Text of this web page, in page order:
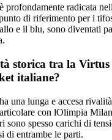
profondamente radicata
di riferimento per i
e il blu, sono diventati
storica tra la Virtus
italiane?
una lunga e accesa
con lOlimpia
sono spesso carichi di
di entrambe le parti.